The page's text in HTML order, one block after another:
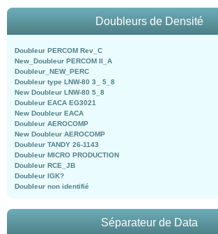
Doubleurs de Densité
Doubleur PERCOM Rev_C
New_Doubleur PERCOM II_A
Doubleur_NEW_PERC
Doubleur type LNW-80 3_ 5_8
New Doubleur LNW-80 5_8
Doubleur EACA EG3021
New Doubleur EACA
Doubleur AEROCOMP
New Doubleur AEROCOMP
Doubleur TANDY 26-1143
Doubleur MICRO PRODUCTION
Doubleur RCE_JB
Doubleur IGK?
Doubleur non identifié
Séparateur de Data